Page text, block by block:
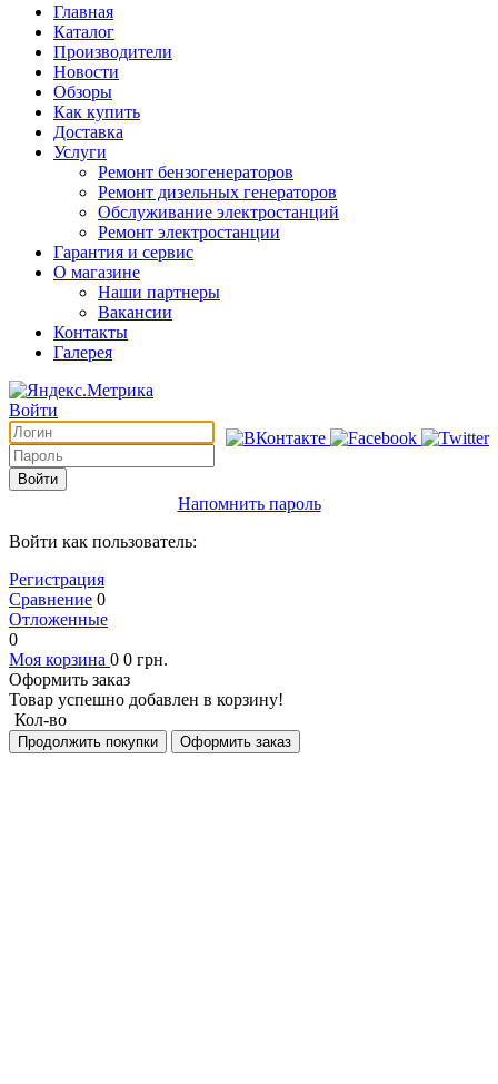
Главная
Каталог
Производители
Новости
Обзоры
Как купить
Доставка
Услуги
Ремонт бензогенераторов
Ремонт дизельных генераторов
Обслуживание электростанций
Ремонт электростанции
Гарантия и сервис
О магазине
Наши партнеры
Вакансии
Контакты
Галерея
Войти
Войти
Напомнить пароль
Войти как пользователь:
Регистрация
Сравнение 0
Отложенные
0
Моя корзина 0 0 грн.
Оформить заказ
Товар успешно добавлен в корзину!
Кол-во
Продолжить покупки Оформить заказ